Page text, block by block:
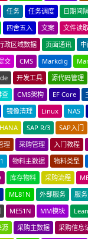
任务 任务调度 日期间
四舍五入 文案 文件读
政区域数据 页面通讯
交 CMS Markdig
开发工具 源代码管理
查 CMS架构 EF Core
镜像清理 Linux NAS
SAP R/3 SAP入门
理 采购管理 入门教程
物料主数据 物料类型
库存物料 采购流程
ML81N 外部服务
服
ME51N MM模块
源 采购主数据 采购信息